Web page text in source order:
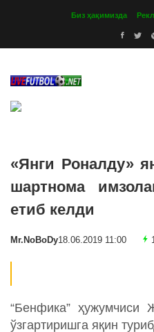
Биз ҳақимизда
«Янги Роналду»
шартнома
етиб келди
Mr.NoBoDy18.06.2019 11:00
“Бенфика”
ўзгартиришга яқин